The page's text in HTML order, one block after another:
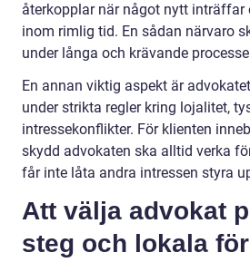
återkopplar när något nytt inträffar
inom rimlig tid. En sådan närvaro
under långa och krävande
En annan viktig aspekt är
under strikta regler kring lojalitet,
intressekonflikter. För klienten
skydd advokaten ska alltid verka
får inte låta andra intressen styra
Att välja advokat
steg och lokala